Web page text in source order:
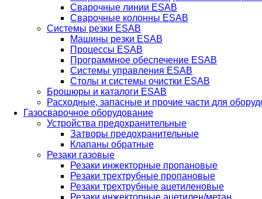
Сварочные линии ESAB
Сварочные колонны ESAB
Системы резки ESAB
Машины резки ESAB
Процессы ESAB
Программное обеспечение ESAB
Системы управления ESAB
Столы и системы очистки ESAB
Брошюры и каталоги ESAB
Расходные, запасные и прочие части для
Газосварочное оборудование
Устройства предохранительные
Затворы предохранительные
Клапаны обратные
Резаки газовые
Резаки инжекторные пропановые
Резаки трехтрубные пропановые
Резаки трехтрубные ацетиленовые
Резаки инжекторные ацетилен/метан